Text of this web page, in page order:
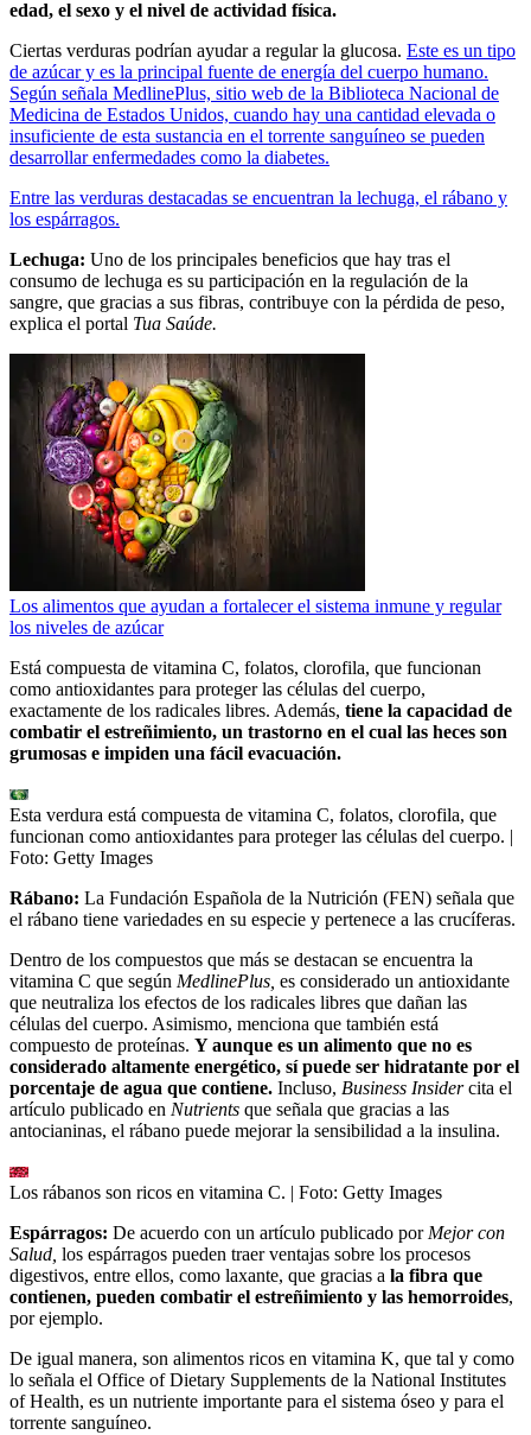
edad, el sexo y el nivel de actividad física.
Ciertas verduras podrían ayudar a regular la glucosa. Este es un tipo
de azúcar y es la principal fuente de energía del cuerpo humano.
Según señala MedlinePlus, sitio web de la Biblioteca Nacional de
Medicina de Estados Unidos, cuando hay una cantidad elevada o
insuficiente de esta sustancia en el torrente sanguíneo se pueden
desarrollar enfermedades como la diabetes.
Entre las verduras destacadas se encuentran la lechuga, el rábano y
los espárragos.
Lechuga: Uno de los principales beneficios que hay tras el
consumo de lechuga es su participación en la regulación de la
sangre, que gracias a sus fibras, contribuye con la pérdida de peso,
explica el portal Tua Saúde.
Los alimentos que ayudan a fortalecer el sistema inmune y regular
los niveles de azúcar
Está compuesta de vitamina C, folatos, clorofila, que funcionan
como antioxidantes para proteger las células del cuerpo,
exactamente de los radicales libres. Además, tiene la capacidad de
combatir el estreñimiento, un trastorno en el cual las heces son
grumosas e impiden una fácil evacuación.
Esta verdura está compuesta de vitamina C, folatos, clorofila, que
funcionan como antioxidantes para proteger las células del cuerpo. |
Foto: Getty Images
Rábano: La Fundación Española de la Nutrición (FEN) señala que
el rábano tiene variedades en su especie y pertenece a las crucíferas.
Dentro de los compuestos que más se destacan se encuentra la
vitamina C que según MedlinePlus, es considerado un antioxidante
que neutraliza los efectos de los radicales libres que dañan las
células del cuerpo. Asimismo, menciona que también está
compuesto de proteínas. Y aunque es un alimento que no es
considerado altamente energético, sí puede ser hidratante por el
porcentaje de agua que contiene. Incluso, Business Insidercita el
artículo publicado en Nutrients que señala que gracias a las
antocianinas, el rábano puede mejorar la sensibilidad a la insulina.
Los rábanos son ricos en vitamina C. | Foto: Getty Images
Espárragos: De acuerdo con un artículo publicado porMejor con
Salud, los espárragos pueden traer ventajas sobre los procesos
digestivos, entre ellos, como laxante, que gracias a la fibra que
contienen, pueden combatir el estreñimiento y las hemorroides,
por ejemplo.
De igual manera, son alimentos ricos en vitamina K, que tal y como
lo señala el Office of Dietary Supplements de la National Institutes
of Health, es un nutriente importante para el sistema óseo y para el
torrente sanguíneo.